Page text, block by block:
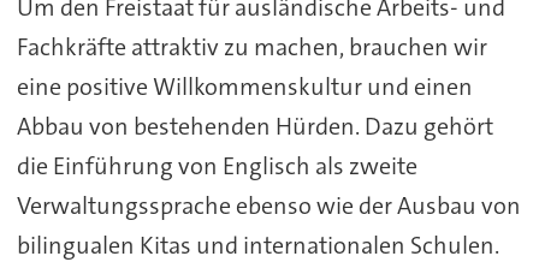
Um den Freistaat für ausländische Arbeits- und
Fachkräfte attraktiv zu machen, brauchen wir
eine positive Willkommenskultur und einen
Abbau von bestehenden Hürden. Dazu gehört
die Einführung von Englisch als zweite
Verwaltungssprache ebenso wie der Ausbau von
bilingualen Kitas und internationalen Schulen.